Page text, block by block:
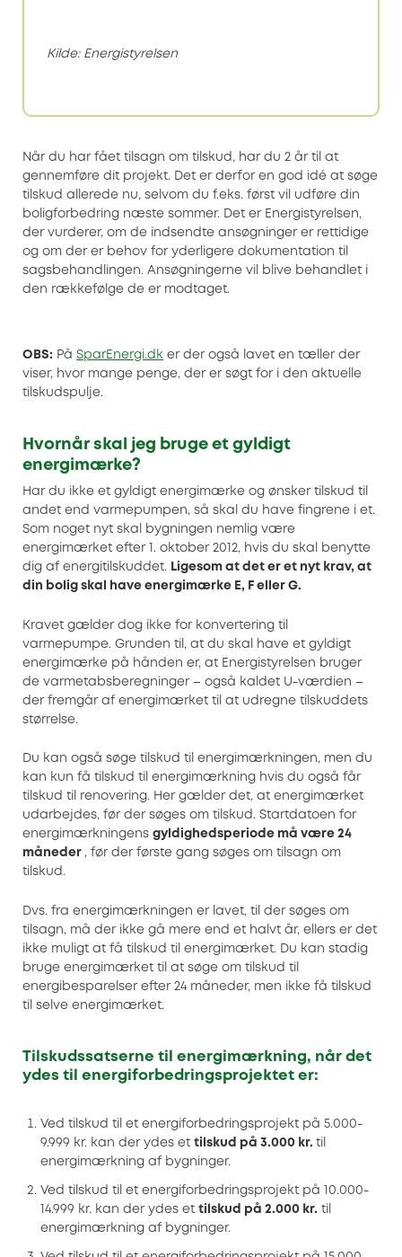
Kilde: Energistyrelsen
Når du har fået tilsagn om tilskud, har du 2 år til at
gennemføre dit projekt. Det er derfor en god idé at søge
tilskud allerede nu, selvom du f.eks. først vil udføre din
boligforbedring næste sommer. Det er Energistyrelsen,
der vurderer, om de indsendte ansøgninger er rettidige
og om der er behov for yderligere dokumentation til
sagsbehandlingen. Ansøgningerne vil blive behandlet i
den rækkefølge de er modtaget.
OBS: På SparEnergi.dk er der også lavet en tæller der
viser, hvor mange penge, der er søgt for i den aktuelle
tilskudspulje.
Hvornår skal jeg bruge et gyldigt
energimærke?
Har du ikke et gyldigt energimærke og ønsker tilskud til
andet end varmepumpen, så skal du have fingrene i et.
Som noget nyt skal bygningen nemlig være
energimærket efter 1. oktober 2012, hvis du skal benytte
dig af energitilskuddet.
Ligesom at det er et nyt krav, at
din bolig skal have energimærke E, F eller G.
Kravet gælder dog ikke for konvertering til
varmepumpe. Grunden til, at du skal have et gyldigt
energimærke på hånden er, at Energistyrelsen bruger
de varmetabsberegninger – også kaldet U-værdien –
der fremgår af energimærket til at udregne tilskuddets
størrelse.
Du kan også søge tilskud til energimærkningen, men du
kan kun få tilskud til energimærkning hvis du også får
tilskud til renovering. Her gælder det, at energimærket
udarbejdes, før der søges om tilskud. Startdatoen for
energimærkningens gyldighedsperiode må være 24
måneder , før der første gang søges om tilsagn om
tilskud.
Dvs. fra energimærkningen er lavet, til der søges om
tilsagn, må der ikke gå mere end et halvt år, ellers er det
ikke muligt at få tilskud til energimærket. Du kan stadig
bruge energimærket til at søge om tilskud til
energibesparelser efter 24 måneder, men ikke få tilskud
til selve energimærket.
Tilskudssatserne til energimærkning, når det
ydes til energiforbedringsprojektet er:
Ved tilskud til et energiforbedringsprojekt på 5.000-
9.999 kr. kan der ydes et tilskud på 3.000 kr. til
energimærkning af bygninger.
Ved tilskud til et energiforbedringsprojekt på 10.000-
14.999 kr. kan der ydes et tilskud på 2.000 kr. til
energimærkning af bygninger.